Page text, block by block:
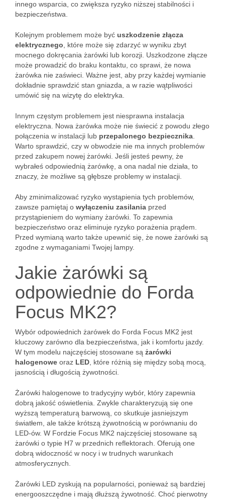
innego wsparcia, co zwiększa ryzyko niższej stabilności i
bezpieczeństwa.
Kolejnym problemem może być uszkodzenie złącza
elektrycznego , które może się zdarzyć w wyniku zbyt
mocnego dokręcania żarówki lub korozji. Uszkodzone złącze
może prowadzić do braku kontaktu, co sprawi, że nowa
żarówka nie zaświeci. Ważne jest, aby przy każdej wymianie
dokładnie sprawdzić stan gniazda, a w razie wątpliwości
umówić się na wizytę do elektryka.
Innym częstym problemem jest niesprawna instalacja
elektryczna. Nowa żarówka może nie świecić z powodu złego
połączenia w instalacji lub przepalonego bezpiecznika
Warto sprawdzić, czy w obwodzie nie ma innych problemów
przed zakupem nowej żarówki. Jeśli jesteś pewny, że
wybrałeś odpowiednią żarówkę, a ona nadal nie działa, to
znaczy, że możliwe są głębsze problemy w instalacji.
Aby zminimalizować ryzyko wystąpienia tych problemów,
zawsze pamiętaj o wyłączeniu zasilania przed
przystąpieniem do wymiany żarówki. To zapewnia
bezpieczeństwo oraz eliminuje ryzyko porażenia prądem.
Przed wymianą warto także upewnić się, że nowe żarówki są
zgodne z wymaganiami Twojej lampy.
Jakie żarówki są
odpowiednie do Forda
Focus MK2?
Wybór odpowiednich żarówek do Forda Focus MK2 jest
kluczowy zarówno dla bezpieczeństwa, jak i komfortu jazdy.
W tym modelu najczęściej stosowane są żarówki
halogenowe oraz LED , które różnią się między sobą mocą,
jasnością i długością żywotności.
Żarówki halogenowe to tradycyjny wybór, który zapewnia
dobrą jakość oświetlenia. Zwykle charakteryzują się one
wyższą temperaturą barwową, co skutkuje jasniejszym
światłem, ale także krótszą żywotnością w porównaniu do
LED-ów. W Fordzie Focus MK2 najczęściej stosowane są
żarówki o typie H7 w przednich reflektorach. Oferują one
dobrą widoczność w nocy i w trudnych warunkach
atmosferycznych.
Żarówki LED zyskują na popularności, ponieważ są bardziej
energooszczędne i mają dłuższą żywotność. Choć pierwotny